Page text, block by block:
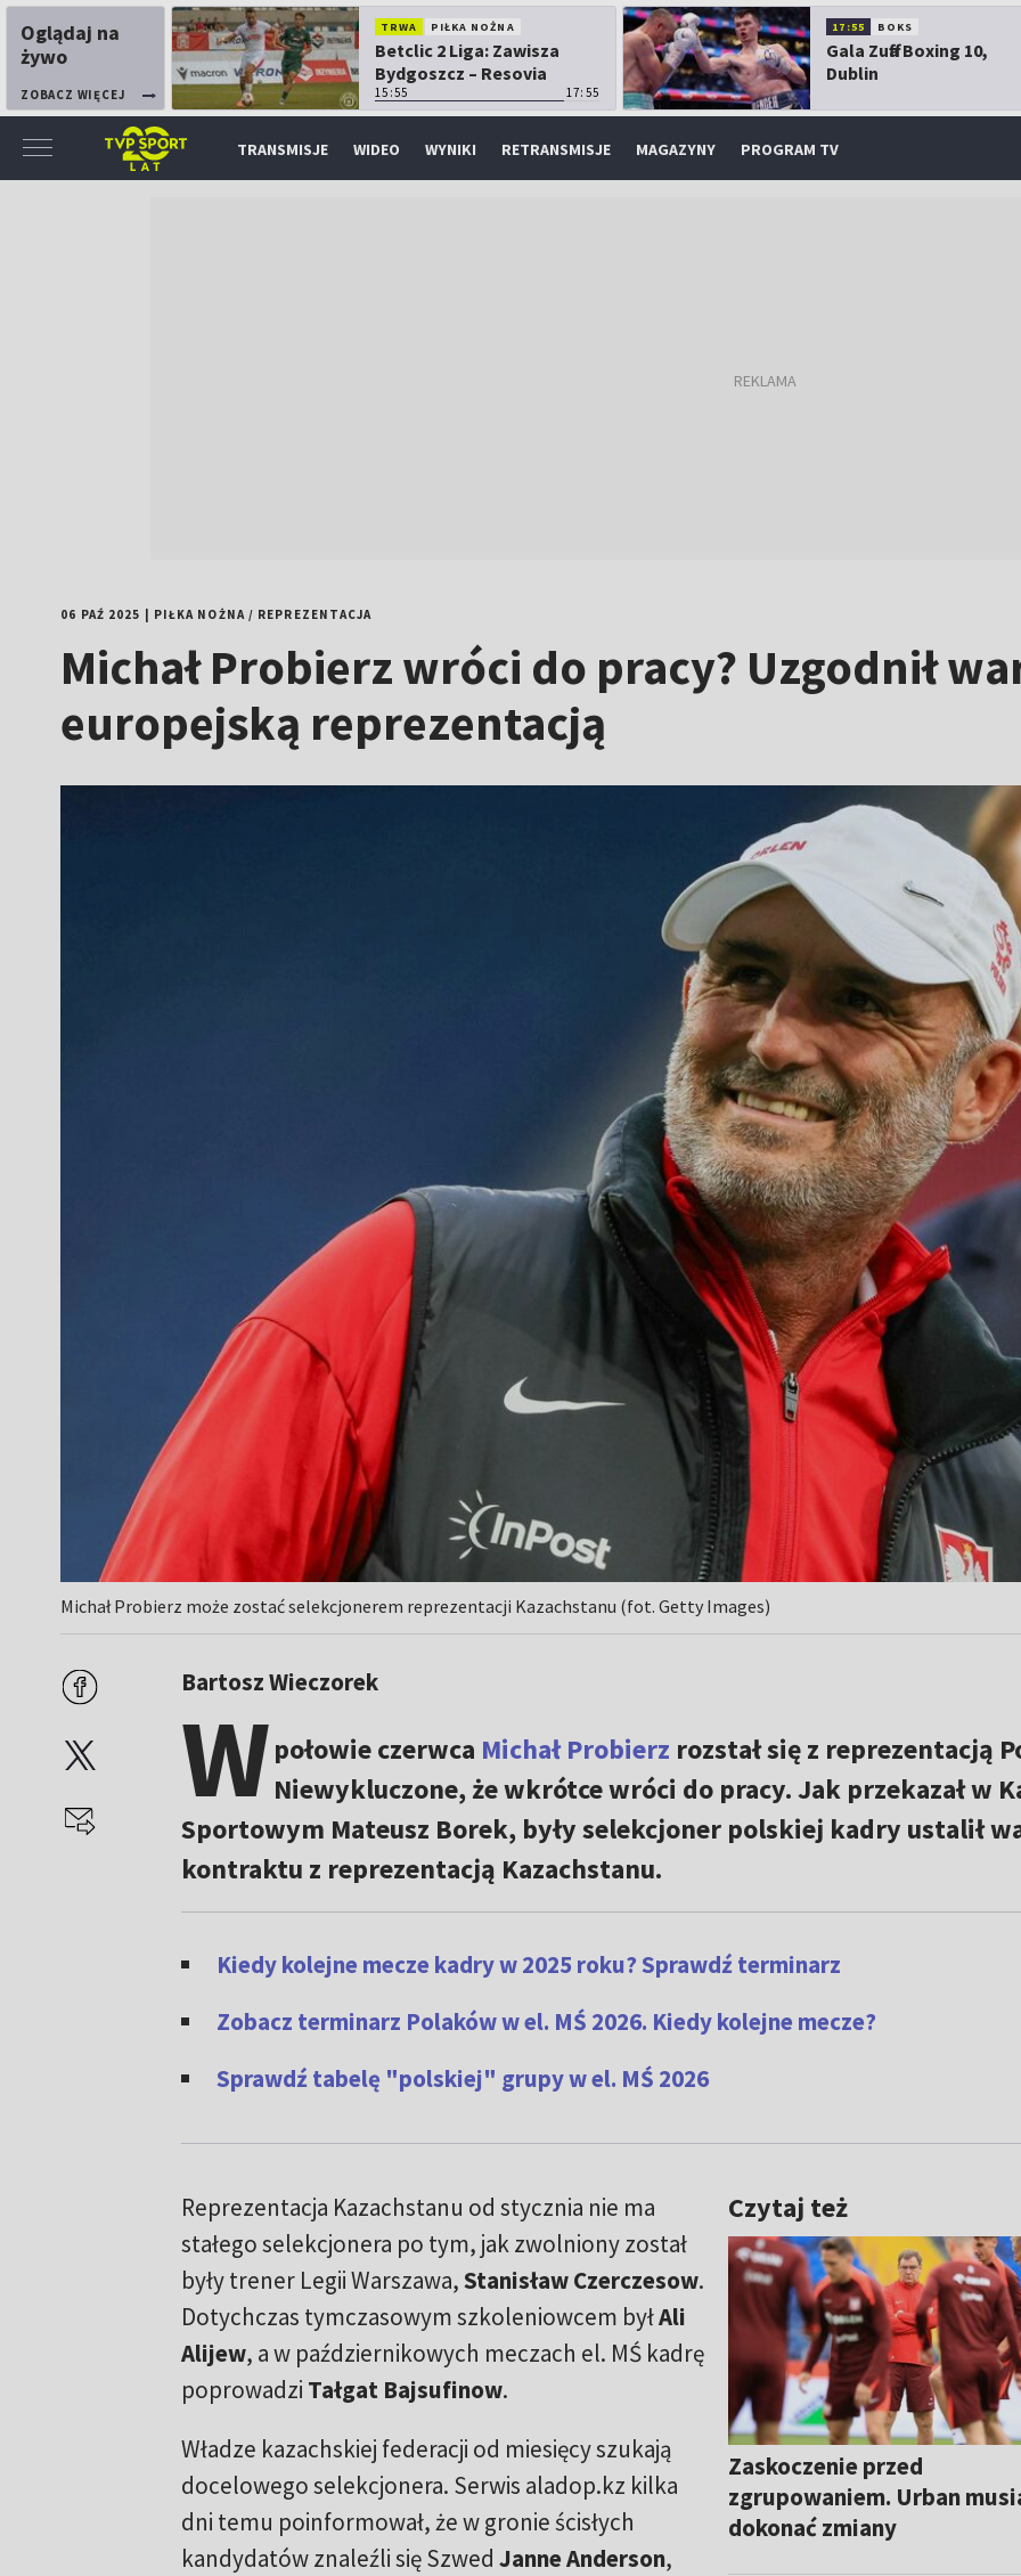
Oglądaj na
żywo
ZOBACZ WIĘCEJ
TRWA PIŁKA NOŻNA
Betclic 2 Liga: Zawisza
Bydgoszcz – Resovia
15:55 17:55
17:55 BOKS
Gala Zuffa Boxing 10,
Dublin
TRANSMISJE WIDEO WYNIKI RETRANSMISJE MAGAZYNY PROGRAM TV
06 PAŹ 2025 PIŁKA NOŻNA/ REPREZENTACJA
Michał Probierz wróci do pracy? Uzgodnił
europejską reprezentacją
Michał Probierz może zostać selekcjonerem reprezentacji Kazachstanu (fot. Getty Images)
Bartosz Wieczorek
Wpołowie czerwca Michał Probierz rozstał się z reprezentacją
Niewykluczone, że wkrótce wróci do pracy. Jak przekazał w
Sportowym Mateusz Borek, były selekcjoner polskiej kadry ustalił
kontraktu z reprezentacją Kazachstanu.
Kiedy kolejne mecze kadry w 2025 roku? Sprawdź terminarz
Zobacz terminarz Polaków w el. MŚ 2026. Kiedy kolejne mecze?
Sprawdź tabelę "polskiej" grupy w el. MŚ 2026
Czytaj też
Zaskoczenie przed
zgrupowaniem. Urban
dokonać zmiany
Reprezentacja Kazachstanu od stycznia nie ma
stałego selekcjonera po tym, jak zwolniony został
były trener Legii Warszawa,Stanisław Czerczesow.
Dotychczas tymczasowym szkoleniowcem byłAli
Alijew, a w październikowych meczach el. MŚ kadrę
poprowadzi Tałgat Bajsufinow.
Władze kazachskiej federacji od miesięcy szukają
docelowego selekcjonera. Serwis aladop.kz kilka
dni temu poinformował, że w gronie ścisłych
kandydatów znaleźli się Szwed Janne Anderson,